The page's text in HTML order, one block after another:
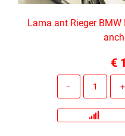
Lama ant Rieger
€